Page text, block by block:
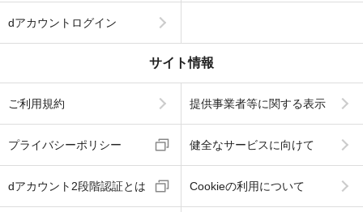
dアカウントログイン
サイト情報
ご利用規約 提供事業者等に関する表示
プライバシーポリシー 健全なサービスに向けて
dアカウント2段階認証とは Cookieの利用について